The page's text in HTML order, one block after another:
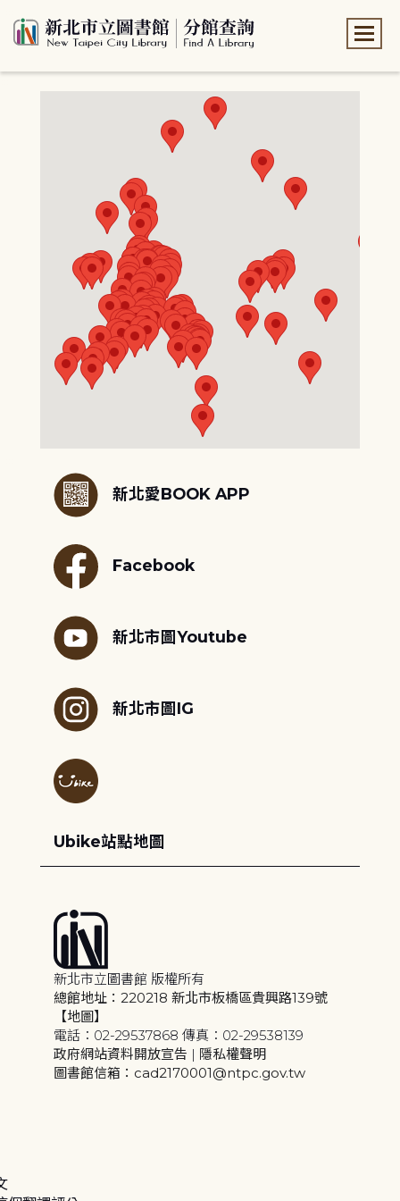
新北愛BOOK APP
Facebook
新北市圖Youtube
新北市圖IG
Ubike站點地圖
新北市立圖書館 版權所有
總館地址：220218 新北市板橋區貴興路139號
【地圖】
電話：02-29537868 傳真：02-29538139
政府網站資料開放宣告 | 隱私權聲明
圖書館信箱：cad2170001@ntpc.gov.tw